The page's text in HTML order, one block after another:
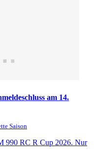
am 14.
Saison
990 RC R Cup 2026. Nur